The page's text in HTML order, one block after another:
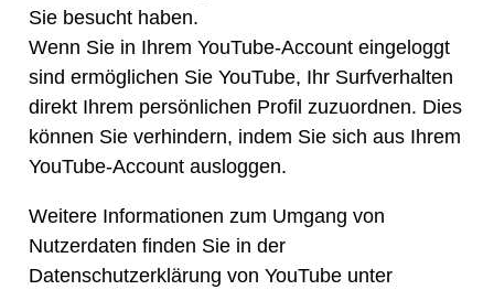
Sie besucht haben.
Wenn Sie in Ihrem YouTube-Account eingeloggt
sind ermöglichen Sie YouTube, Ihr Surfverhalten
direkt Ihrem persönlichen Profil zuzuordnen. Dies
können Sie verhindern, indem Sie sich aus Ihrem
YouTube-Account ausloggen.
Weitere Informationen zum Umgang von
Nutzerdaten finden Sie in der
Datenschutzerklärung von YouTube unter